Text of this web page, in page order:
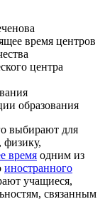
время центров
центра
образования
выбирают для
время одним из
иностранного
учащиеся,
связанным